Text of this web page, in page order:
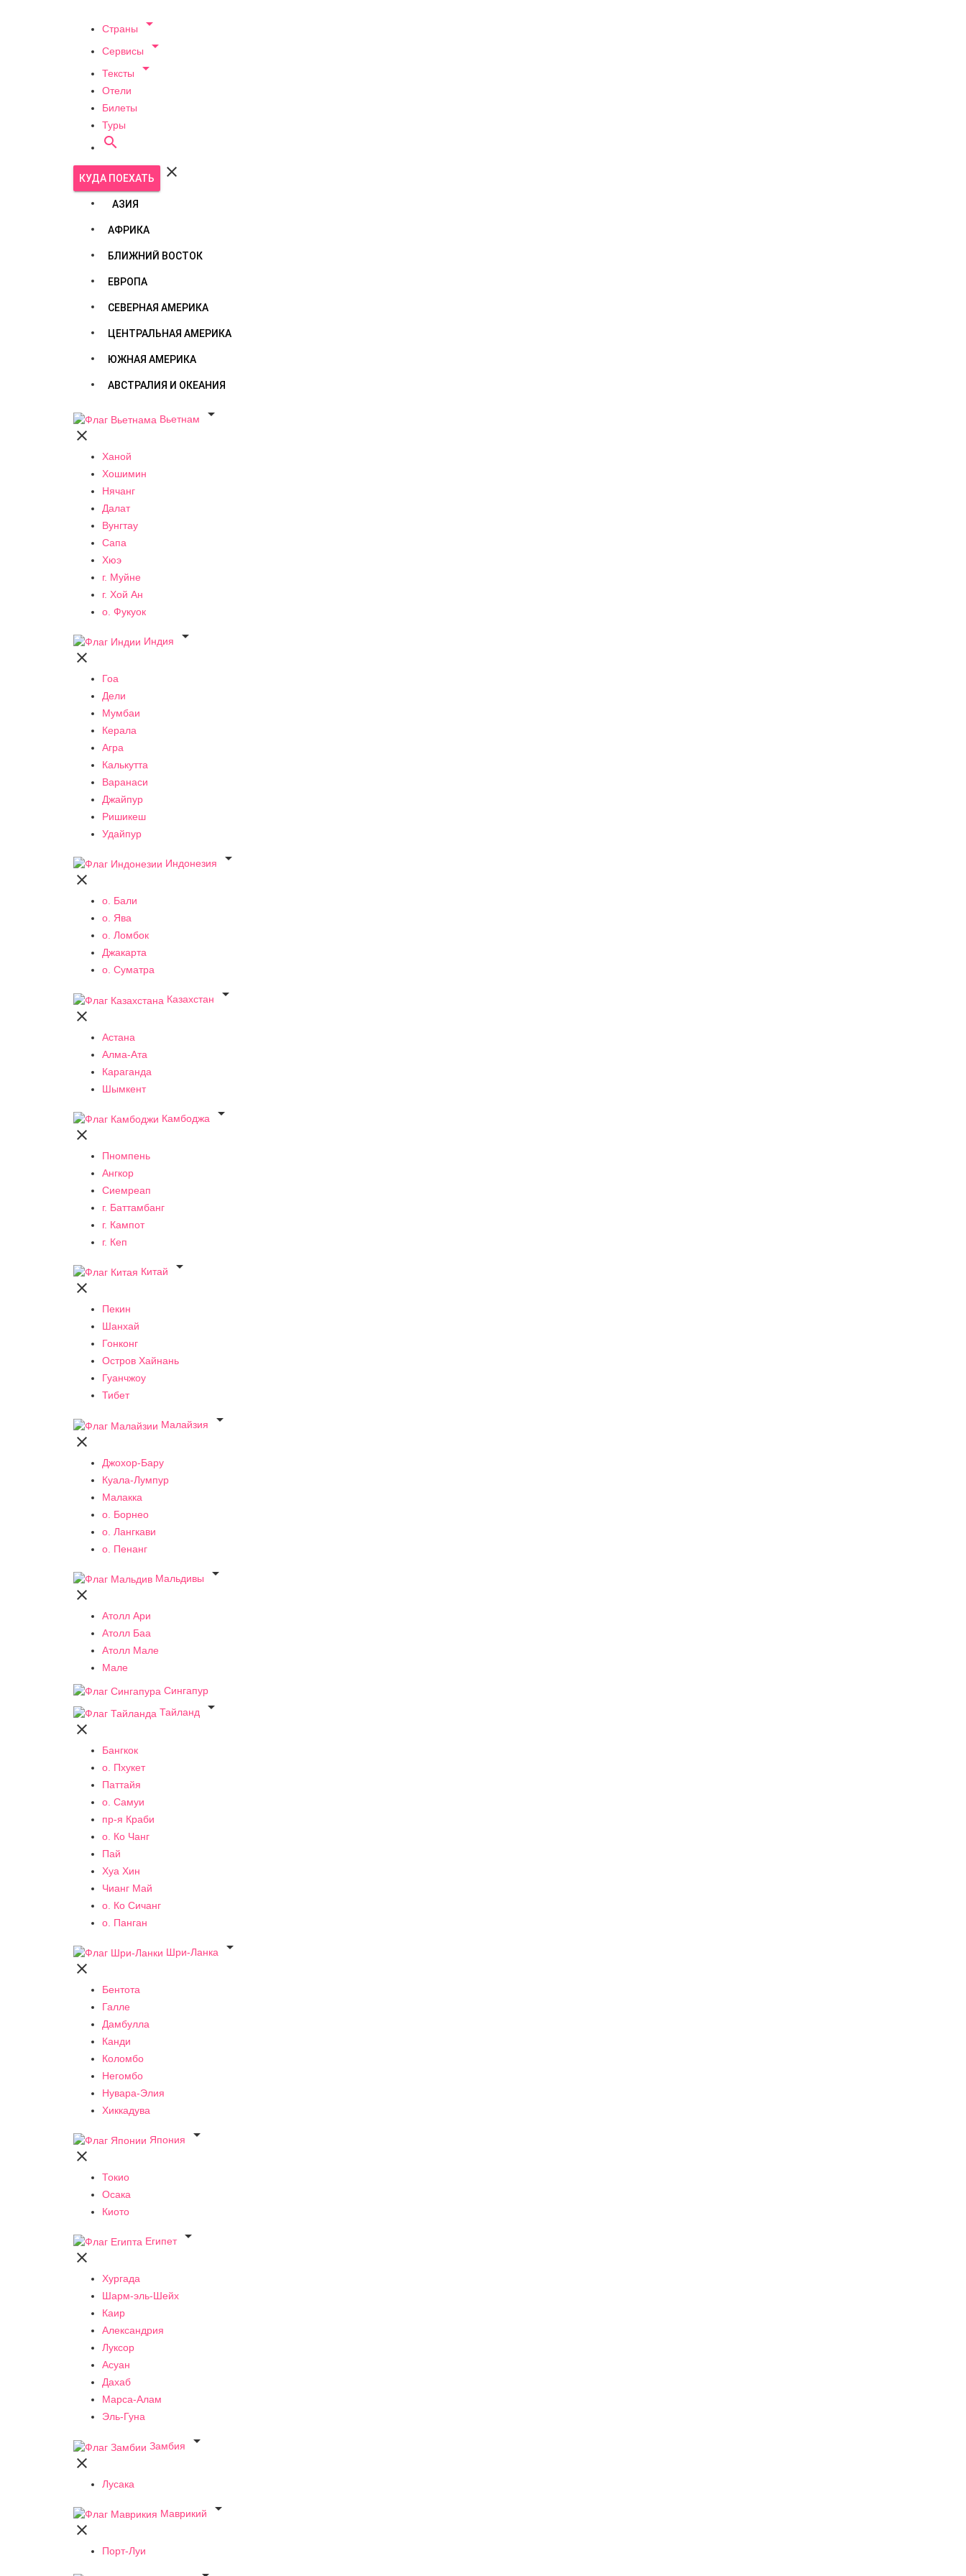
Страны 
Сервисы 
Тексты 
Отели
Билеты
Туры

КУДА ПОЕХАТЬ 
АЗИЯ
АФРИКА
БЛИЖНИЙ ВОСТОК
ЕВРОПА
СЕВЕРНАЯ АМЕРИКА
ЦЕНТРАЛЬНАЯ АМЕРИКА
ЮЖНАЯ АМЕРИКА
АВСТРАЛИЯ И ОКЕАНИЯ
Вьетнам


Ханой
Хошимин
Нячанг
Далат
Вунгтау
Сапа
Хюэ
г. Муйне
г. Хой Ан
о. Фукуок
Индия


Гоа
Дели
Мумбаи
Керала
Агра
Калькутта
Варанаси
Джайпур
Ришикеш
Удайпур
Индонезия


о. Бали
о. Ява
о. Ломбок
Джакарта
о. Суматра
Казахстан


Астана
Алма-Ата
Караганда
Шымкент
Камбоджа


Пномпень
Ангкор
Сиемреап
г. Баттамбанг
г. Кампот
г. Кеп
Китай


Пекин
Шанхай
Гонконг
Остров Хайнань
Гуанчжоу
Тибет
Малайзия


Джохор-Бару
Куала-Лумпур
Малакка
о. Борнео
о. Лангкави
о. Пенанг
Мальдивы


Атолл Ари
Атолл Баа
Атолл Мале
Мале
Сингапур
Тайланд


Бангкок
о. Пхукет
Паттайя
о. Самуи
пр-я Краби
о. Ко Чанг
Пай
Хуа Хин
Чианг Май
о. Ко Сичанг
о. Панган
Шри-Ланка


Бентота
Галле
Дамбулла
Канди
Коломбо
Негомбо
Нувара-Элия
Хиккадува
Япония


Токио
Осака
Киото
Египет


Хургада
Шарм-эль-Шейх
Каир
Александрия
Луксор
Асуан
Дахаб
Марса-Алам
Эль-Гуна
Замбия


Лусака
Маврикий


Порт-Луи